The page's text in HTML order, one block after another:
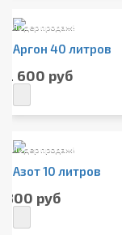
Лидер продаж!
Аргон 40 литров
2 600 руб
Лидер продаж!
Азот 10 литров
800 руб